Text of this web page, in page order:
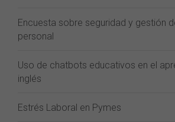
Encuesta sobre seguridad y gestión
personal
Uso de chatbots educativos en el
inglés
Estrés Laboral en Pymes